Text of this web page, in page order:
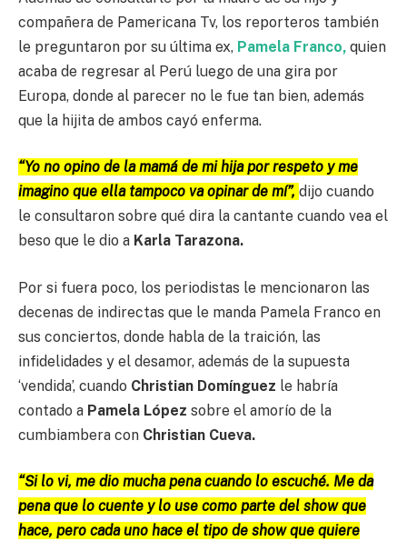
compañera de Pamericana Tv, los reporteros también
le preguntaron por su última ex, Pamela Franco, quien
acaba de regresar al Perú luego de una gira por
Europa, donde al parecer no le fue tan bien, además
que la hijita de ambos cayó enferma.
“Yo no opino de la mamá de mi hija por respeto y me
imagino que ella tampoco va opinar de mí”, dijo cuando
le consultaron sobre qué dira la cantante cuando vea el
beso que le dio a Karla Tarazona.
Por si fuera poco, los periodistas le mencionaron las
decenas de indirectas que le manda Pamela Franco en
sus conciertos, donde habla de la traición, las
infidelidades y el desamor, además de la supuesta
‘vendida’, cuando Christian Domínguez le habría
contado a Pamela López sobre el amorío de la
cumbiambera con Christian Cueva.
“Si lo vi, me dio mucha pena cuando lo escuché. Me da
pena que lo cuente y lo use como parte del show que
hace, pero cada uno hace el tipo de show que quiere